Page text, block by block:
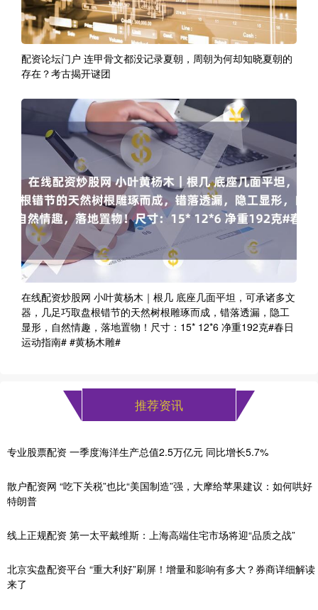
配资论坛门户 连甲骨文都没记录夏朝，周朝为何却知晓夏朝的
存在？考古揭开谜团
在线配资炒股网 小叶黄杨木｜根几 底座几面平坦，可承诸多文
器，几足巧取盘根错节的天然树根雕琢而成，错落透漏，隐工
显形，自然情趣，落地置物！尺寸：15* 12*6 净重192克#春日
运动指南# #黄杨木雕#
推荐资讯
专业股票配资 一季度海洋生产总值2.5万亿元 同比增长5.7%
散户配资网 “吃下关税”也比“美国制造”强，大摩给苹果建议：如何哄好
特朗普
线上正规配资 第一太平戴维斯：上海高端住宅市场将迎“品质之战”
北京实盘配资平台 “重大利好”刷屏！增量和影响有多大？券商详细解读
来了